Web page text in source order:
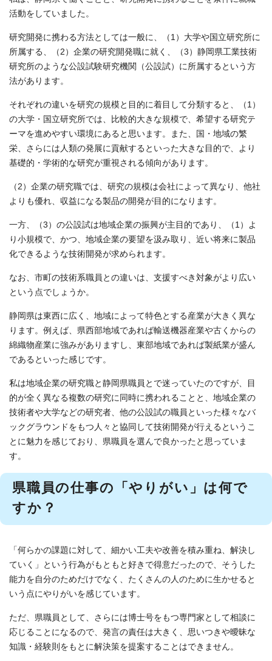
活動をしていました。
研究開発に携わる方法としては一般に、（1）大学や国立研究所に
所属する、（2）企業の研究開発職に就く、（3）静岡県工業技術
研究所のような公設試験研究機関（公設試）に所属するという方
法があります。
それぞれの違いを研究の規模と目的に着目して分類すると、（1）
の大学・国立研究所では、比較的大きな規模で、希望する研究テ
ーマを進めやすい環境にあると思います。また、国・地域の繁
栄、さらには人類の発展に貢献するといった大きな目的で、より
基礎的・学術的な研究が重視される傾向があります。
（2）企業の研究職では、研究の規模は会社によって異なり、他社
よりも優れ、収益になる製品の開発が目的になります。
一方、（3）の公設試は地域企業の振興が主目的であり、（1）よ
り小規模で、かつ、地域企業の要望を汲み取り、近い将来に製品
化できるような技術開発が求められます。
なお、市町の技術系職員との違いは、支援すべき対象がより広い
という点でしょうか。
静岡県は東西に広く、地域によって特色とする産業が大きく異な
ります。例えば、県西部地域であれば輸送機器産業や古くからの
綿織物産業に強みがありますし、東部地域であれば製紙業が盛ん
であるといった感じです。
私は地域企業の研究職と静岡県職員とで迷っていたのですが、目
的が全く異なる複数の研究に同時に携われることと、地域企業の
技術者や大学などの研究者、他の公設試の職員といった様々なバ
ックグラウンドをもつ人々と協同して技術開発が行えるというこ
とに魅力を感じており、県職員を選んで良かったと思っていま
す。
県職員の仕事の「やりがい」は何で
すか？
「何らかの課題に対して、細かい工夫や改善を積み重ね、解決し
ていく」という行為がもともと好きで得意だったので、そうした
能力を自分のためだけでなく、たくさんの人のために生かせると
いう点にやりがいを感じています。
ただ、県職員として、さらには博士号をもつ専門家として相談に
応じることになるので、発言の責任は大きく、思いつきや曖昧な
知識・経験則をもとに解決策を提案することはできません。